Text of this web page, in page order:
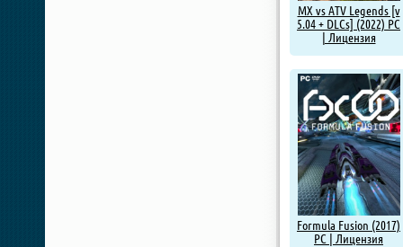
MX vs ATV Legends [v
5.04 + DLCs] (2022) PC
| Лицензия
Formula Fusion (2017)
PC | Лицензия